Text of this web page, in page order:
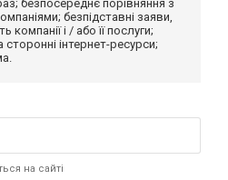
безпосереднє порівняння з
безпідставні заяви,
і / або її послуги;
інтернет-ресурси;
на сайті